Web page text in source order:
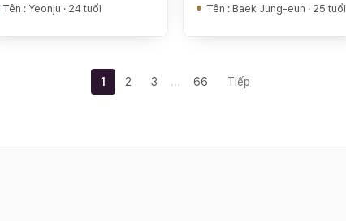
mỹ Hyundai
Tên : Yeonju · 24 tuổi Tên : Baek Jung-eun · 25 tuổi
1 2 3 … 66 Tiếp